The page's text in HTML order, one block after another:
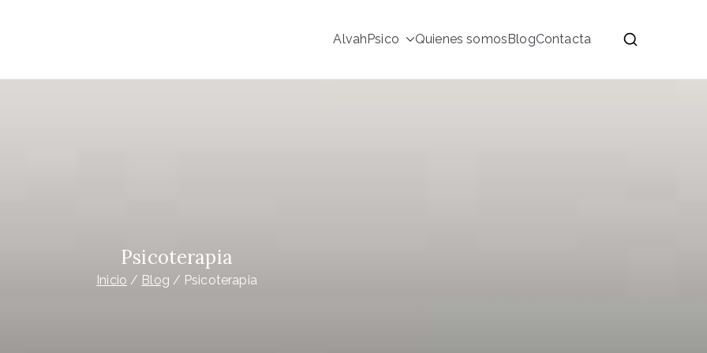
AlvahPsico Quienes somosBlogContacta
Psicoterapia
Inicio Blog Psicoterapia